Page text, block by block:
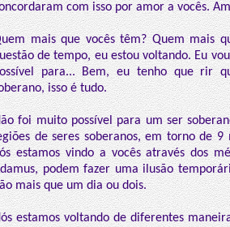
com isso por amor a vocês.
mais que vocês têm? Quem mais
de tempo, eu estou voltando. Eu
para... Bem, eu tenho que rir
isso é tudo.
foi muito possível para um ser
de seres soberanos, em torno de
estamos vindo a vocês através dos
podem fazer uma ilusão
mais que um dia ou dois.
estamos voltando de diferentes